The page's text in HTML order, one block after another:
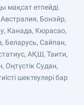
мақсат етпейді.
Австралия, Бонэйр,
Канада, Кюрасао,
Беларусь, Сайпан,
АҚШ, Таити,
Судан,
шектеулері бар